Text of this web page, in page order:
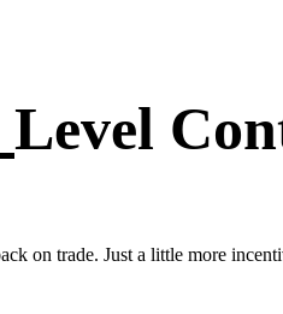
Level
on trade. Just a little more